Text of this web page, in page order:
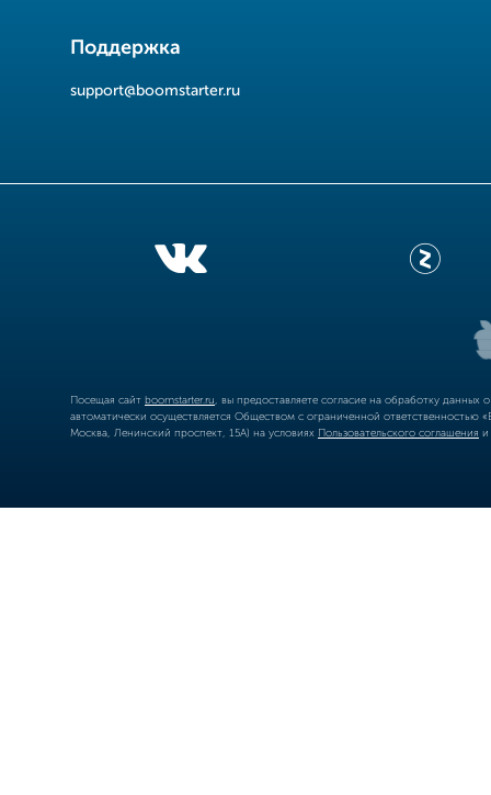
Поддержка
support@boomstarter.ru
Посещая сайт boomstarter.ru , вы предоставляете согласие на обработку
автоматически осуществляется Обществом с ограниченной
Москва, Ленинский проспект, 15А) на условиях Пользовательского соглашения и